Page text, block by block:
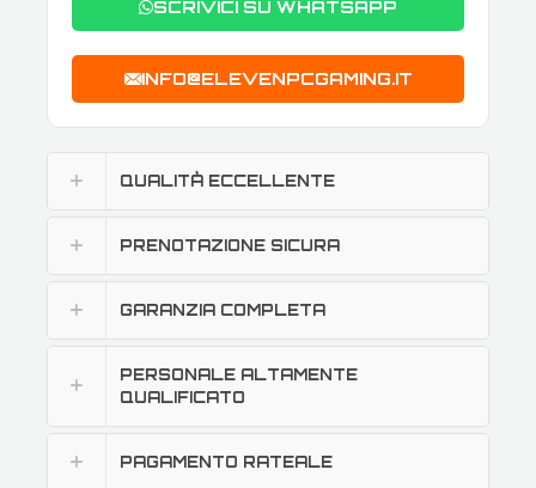
SCRIVICI SU WHATSAPP
INFO@ELEVENPCGAMING.IT
QUALITÀ ECCELLENTE
PRENOTAZIONE SICURA
GARANZIA COMPLETA
PERSONALE ALTAMENTE
QUALIFICATO
PAGAMENTO RATEALE